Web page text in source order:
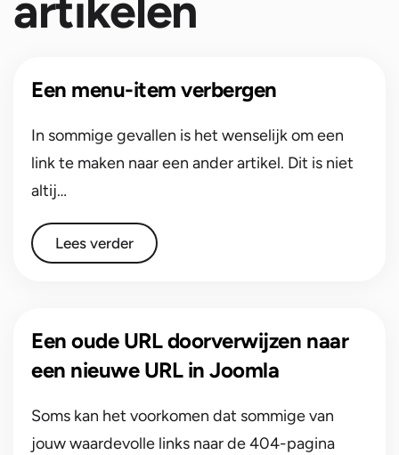
Een menu-item verbergen
In sommige gevallen is het wenselijk om een
link te maken naar een ander artikel. Dit is niet
altij…
Lees verder
Een oude URL doorverwijzen naar
een nieuwe URL in Joomla
Soms kan het voorkomen dat sommige van
jouw waardevolle links naar de 404-pagina